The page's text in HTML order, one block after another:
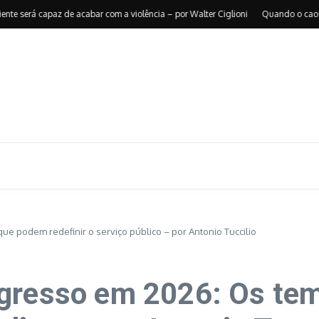
de acabar com a violência – por Walter Ciglioni Quando o caos
podem redefinir o serviço público – por Antonio Tuccilio
em 2026: Os